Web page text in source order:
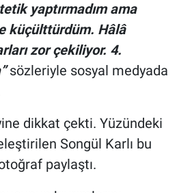
yaptırmadım ama
küçülttürdüm. Hâlâ
zor çekiliyor. 4.
sözleriyle sosyal medyada
dikkat çekti. Yüzündeki
Songül Karlı bu
paylaştı.